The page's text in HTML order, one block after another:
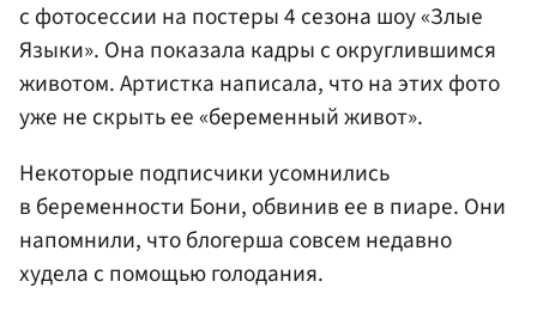
с фотосессии на постеры 4 сезона шоу «Злые
Языки». Она показала кадры с округлившимся
животом. Артистка написала, что на этих фото
уже не скрыть ее «беременный живот».
Некоторые подписчики усомнились
в беременности Бони, обвинив ее в пиаре. Они
напомнили, что блогерша совсем недавно
худела с помощью голодания.